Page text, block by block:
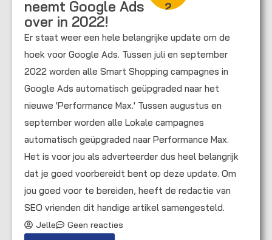
2
neemt Google Ads
over in 2022!
Er staat weer een hele belangrijke update om de
hoek voor Google Ads. Tussen juli en september
2022 worden alle Smart Shopping campagnes in
Google Ads automatisch geüpgraded naar het
nieuwe 'Performance Max.' Tussen augustus en
september worden alle Lokale campagnes
automatisch geüpgraded naar Performance Max.
Het is voor jou als adverteerder dus heel belangrijk
dat je goed voorbereidt bent op deze update. Om
jou goed voor te bereiden, heeft de redactie van
SEO vrienden dit handige artikel samengesteld.
Jelle Geen reacties